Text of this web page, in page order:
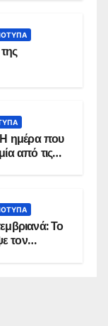
Η ημέρα που
από τις
Το
τον